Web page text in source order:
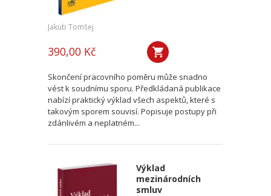
Jakub Tomšej
390,00 Kč
Skončení pracovního poměru může snadno
vést k soudnímu sporu. Předkládaná publikace
nabízí praktický výklad všech aspektů, které s
takovým sporem souvisí. Popisuje postupy při
zdánlivém a neplatném...
Výklad
mezinárodních
smluv